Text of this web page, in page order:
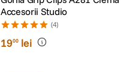
Accesorii Studio
(4)
1900 lei